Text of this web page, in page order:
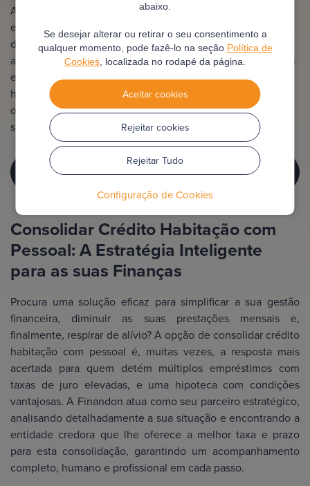
abaixo.
Se desejar alterar ou retirar o seu consentimento a
qualquer momento, pode fazê-lo na seção Política de
Cookies , localizada no rodapé da página.
Aceitar cookies
Rejeitar cookies
Rejeitar Tudo
Configuração de Cookies
A ação de juntar o seu financiamento da casa com os
empréstimos pessoais pendentes é o que esta expressão
descreve. O objetivo é diminuir os seus encargos mensais
através da renegociação e do alargamento do prazo do seu
empréstimo, que agora está totalmente garantido pela
hipoteca. É uma estratégia usada para obter folga
orçamental, mas que implica um custo total de juros
superior devido ao longo prazo de pagamento.
CONSOLIDAR CRÉDITO HABITAÇÃO COM
PESSOAL?
Consolidar Crédito Habitação com
Pessoal: A Estratégia Inteligente
para as suas Finanças
Procura uma solução eficaz para simplificar a sua gestão
financeira, diminuir as suas prestações mensais e,
finalmente, respirar de alívio? A opção de consolidar crédito
habitação com pessoal é, muitas vezes, a resposta mais
acertada para quem detém múltiplos empréstimos com
taxas de juro elevadas, e uma hipoteca com condições
vantajosas. A Finandon atua como seu parceiro estratégico,
analisando detalhadamente a sua situação e encontrando a
entidade credora que lhe oferece a melhor taxa e prazo
para esta consolidação, garantindo um acompanhamento
completo, humano e profissional em cada passo.